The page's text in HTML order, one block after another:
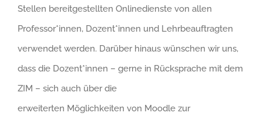
Stellen bereitgestellten Onlinedienste von allen
Professor*innen, Dozent*innen und Lehrbeauftragten
verwendet werden. Darüber hinaus wünschen wir uns,
dass die Dozent*innen – gerne in Rücksprache mit dem
ZIM – sich auch über die
erweiterten Möglichkeiten von Moodle zur